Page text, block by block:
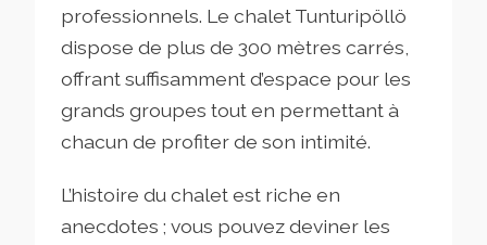
professionnels. Le chalet Tunturipöllö
dispose de plus de 300 mètres carrés,
offrant suffisamment d’espace pour les
grands groupes tout en permettant à
chacun de profiter de son intimité.
L’histoire du chalet est riche en
anecdotes ; vous pouvez deviner les